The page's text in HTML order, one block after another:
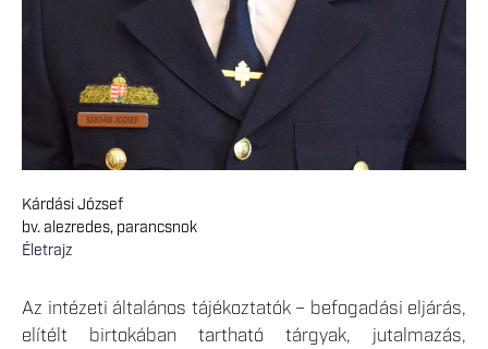
Kárdási József
bv. alezredes, parancsnok
Életrajz
Az intézeti általános tájékoztatók – befogadási eljárás,
elítélt birtokában tartható tárgyak, jutalmazás,